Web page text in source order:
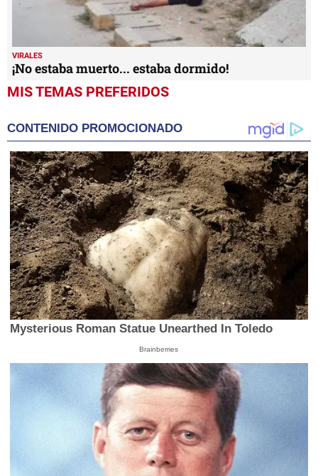
VIRALES
¡No estaba muerto... estaba dormido!
MIS TEMAS PREFERIDOS
CONTENIDO PROMOCIONADO
Mysterious Roman Statue Unearthed In Toledo
Brainberries